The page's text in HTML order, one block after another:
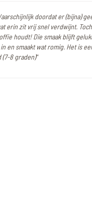
doordat er (bijna)
erin zit vrij snel verdwijnt.
houdt! Die smaak blijft
en smaakt wat romig. Het is
8 graden)"